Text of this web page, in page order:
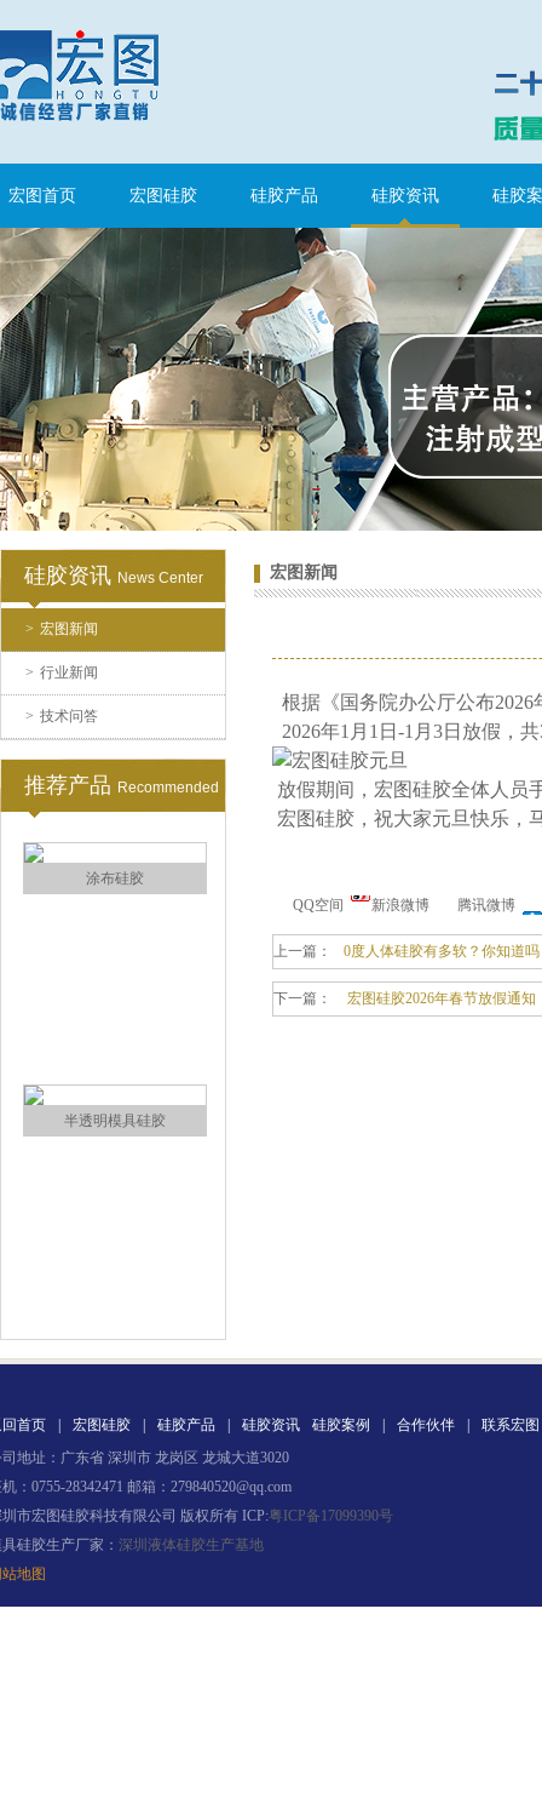
宏图首页 宏图硅胶 硅胶产品 硅胶资讯 硅胶
硅胶资讯 News Center
> 宏图新闻
> 行业新闻
> 技术问答
推荐产品 Recommended
水泥地暖模块模具硅胶
眼镜鼻托专用注射硅胶
涂布硅胶
半透明模具硅胶
宏图新闻
根据《国务院办公厅公布
2026年1月1日-1月3日放假，
放假期间，宏图硅胶全体人员
宏图硅胶，祝大家元旦快乐，
QQ空间 新浪微博 腾讯微博
上一篇： 0度人体硅胶有多软？你知道
下一篇： 宏图硅胶2026年春节放假通知
首页 宏图硅胶 硅胶产品 硅胶资讯 硅胶案例 合作伙伴
联系宏图
地址：广东省 深圳市 龙岗区 龙城大道3020
：0755-28342471 邮箱：279840520@qq.com
市宏图硅胶科技有限公司 版权所有 ICP:粤ICP备17099390号
硅胶生产厂家： 深圳液体硅胶生产基地
地图